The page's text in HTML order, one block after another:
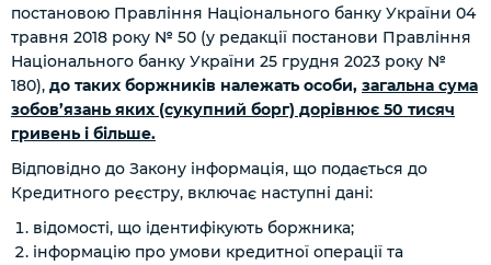
постановою Правління Національного банку України 04
травня 2018 року № 50 (у редакції постанови Правління
Національного банку України 25 грудня 2023 року №
180), до таких боржників належать особи, загальна сума
зобов’язань яких (сукупний борг) дорівнює 50 тисяч
гривень і більше.
Відповідно до Закону інформація, що подається до
Кредитного реєстру, включає наступні дані:
відомості, що ідентифікують боржника;
інформацію про умови кредитної операції та